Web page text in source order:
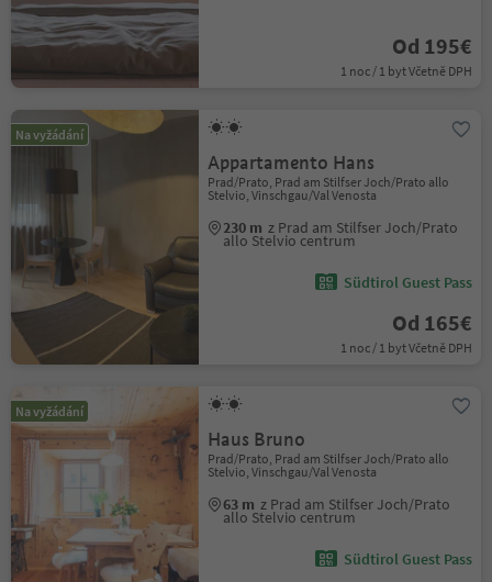
Od 195€
1 noc / 1 byt Včetně DPH
Na vyžádání
Appartamento Hans
Prad/Prato, Prad am Stilfser Joch/Prato allo
Stelvio, Vinschgau/Val Venosta
230 m z Prad am Stilfser Joch/Prato
allo Stelvio centrum
Südtirol Guest Pass
Od 165€
1 noc / 1 byt Včetně DPH
Na vyžádání
Haus Bruno
Prad/Prato, Prad am Stilfser Joch/Prato allo
Stelvio, Vinschgau/Val Venosta
63 m z Prad am Stilfser Joch/Prato
allo Stelvio centrum
Südtirol Guest Pass